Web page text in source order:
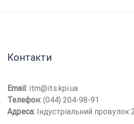
Контакти
Email: itm@its.kpi.ua
Телефон: (044) 204-98-91
Адреса: Індустріальний провулок